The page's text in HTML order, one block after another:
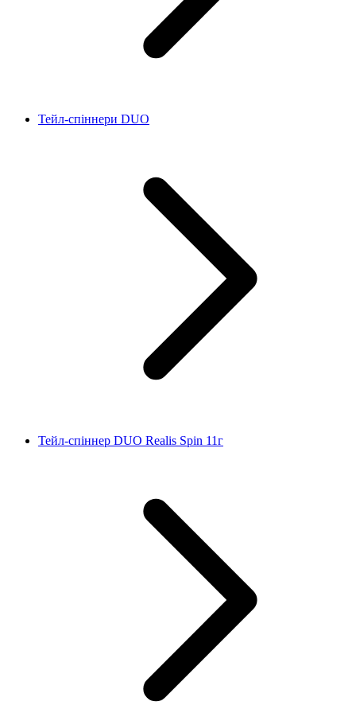
Тейл-спіннери DUO
Тейл-спіннер DUO Realis Spin 11г